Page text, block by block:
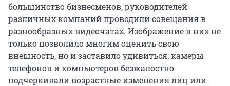
большинство бизнесменов, руководителей
различных компаний проводили совещания в
разнообразных видеочатах. Изображение в них не
только позволило многим оценить свою
внешность, но и заставило удивиться: камеры
телефонов и компьютеров безжалостно
подчеркивали возрастные изменения лиц или